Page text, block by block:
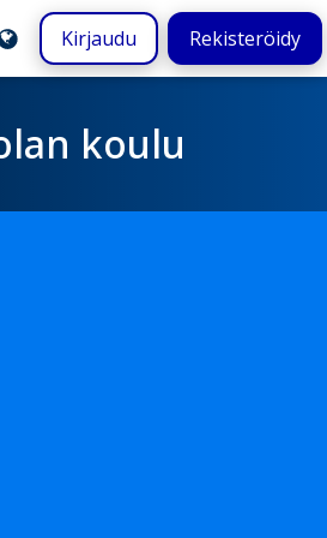
Kirjaudu Rekisteröidy
koulu